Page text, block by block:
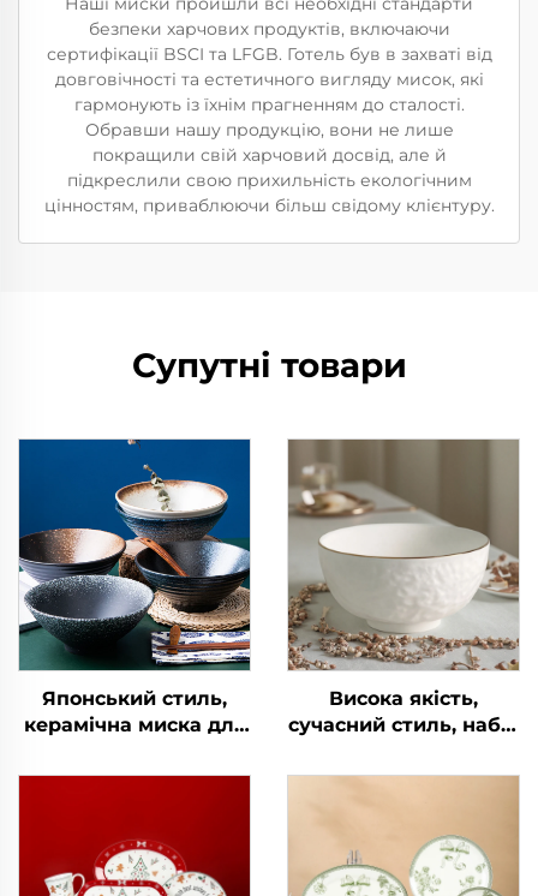
безпеки харчових продуктів, включаючи
сертифікації BSCI та LFGB. Готель був в захваті від
довговічності та естетичного вигляду мисок, які
гармонують із їхнім прагненням до сталості.
Обравши нашу продукцію, вони не лише
покращили свій харчовий досвід, але й
підкреслили свою прихильність екологічним
цінностям, приваблюючи більш свідому клієнтуру.
Супутні товари
Японський стиль,
керамічна миска для
кухонного посуду,
супова миска
Висока якість,
сучасний стиль, набір
мисок, екологічно
для салатів, супів,
комерційні покупці,
харчове призначення